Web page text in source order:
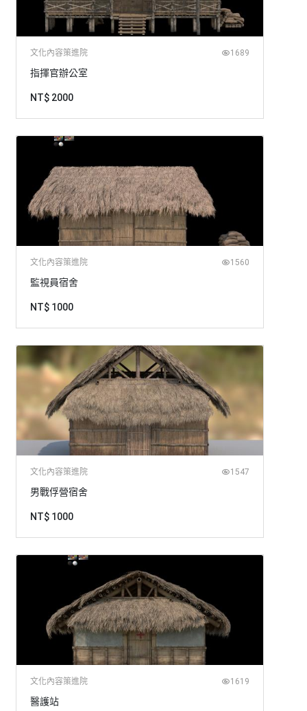
文化內容策進院 1689
指揮官辦公室
NT$ 2000
文化內容策進院 1560
監視員宿舍
NT$ 1000
文化內容策進院 1547
男戰俘營宿舍
NT$ 1000
文化內容策進院 1619
醫護站